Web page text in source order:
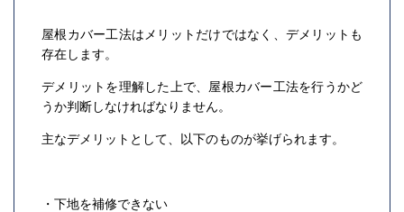
屋根カバー工法はメリットだけではなく、デメリットも
存在します。
デメリットを理解した上で、屋根カバー工法を行うかど
うか判断しなければなりません。
主なデメリットとして、以下のものが挙げられます。
・下地を補修できない